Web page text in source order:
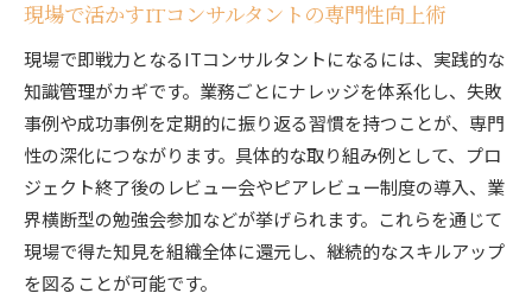
現場で活かすITコンサルタントの専門性向上術
現場で即戦力となるITコンサルタントになるには、実践的な
知識管理がカギです。業務ごとにナレッジを体系化し、失敗
事例や成功事例を定期的に振り返る習慣を持つことが、専門
性の深化につながります。具体的な取り組み例として、プロ
ジェクト終了後のレビュー会やピアレビュー制度の導入、業
界横断型の勉強会参加などが挙げられます。これらを通じて
現場で得た知見を組織全体に還元し、継続的なスキルアップ
を図ることが可能です。